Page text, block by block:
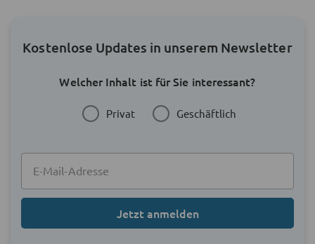
Kostenlose Updates in unserem Newsletter
Welcher Inhalt ist für Sie interessant?
Privat Geschäftlich
Jetzt anmelden